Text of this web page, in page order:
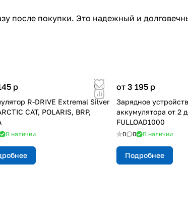
после покупки. Это надежный и
p
R-DRIVE Extremal Silver
CAT, POLARIS, BRP,
В наличии
от 3 195 p
Зарядное
аккумулятора от 2
FULLOAD1000
0 0 В наличии
Подробнее